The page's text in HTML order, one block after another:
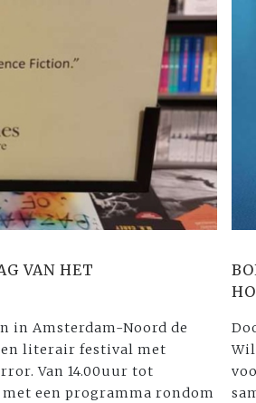
VAN HET
in Amsterdam-Noord de
literair festival met
Van 14.00uur tot
met een programma rondom